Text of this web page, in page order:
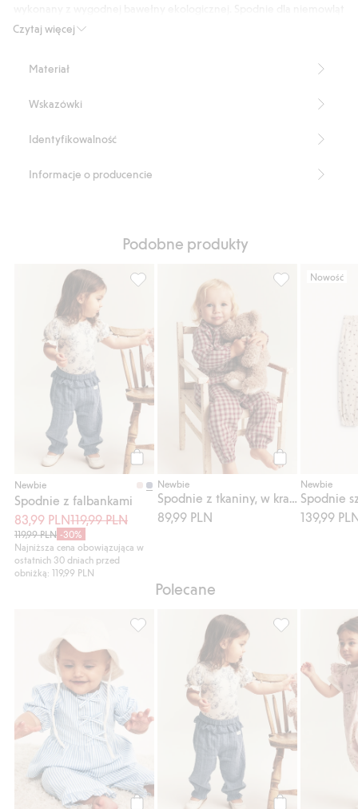
paski
Czytaj więcej
mają wzór w paski oraz falbanki w pasie i przy nogawkach.
Falbany.
Numer artykułu
Materiał
Wskazówki
Identyfikowalność
Informacje o producencie
Podobne produkty
Kup
Newbie
Spodnie z falbankami
83,99 PLN119,99 PLN
119,99 PLN -30%
Najniższa cena obowiązująca w
ostatnich 30 dniach przed
obniżką: 119,99 PLN
Spodnie z falbankami, Dodaj do listy
Kup
Newbie
89,99 PLN
Nowość
Newbie
139,99
Polecane
Bluzka z popeliny w paski, Dodaj do listy
Spodnie z